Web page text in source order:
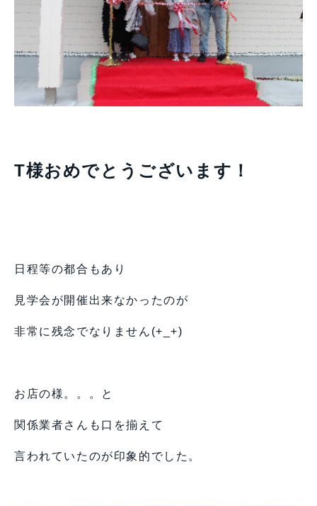
T様おめでとうございます！
日程等の都合もあり
見学会が開催出来なかったのが
非常に残念でなりません(+_+)
お店の様。。。と
関係業者さんも口を揃えて
言われていたのが印象的でした。